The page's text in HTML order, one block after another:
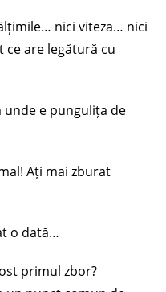
nici viteza… nici
are legătură cu
unde e pungulița de
Ați mai zburat
o dată…
primul zbor?